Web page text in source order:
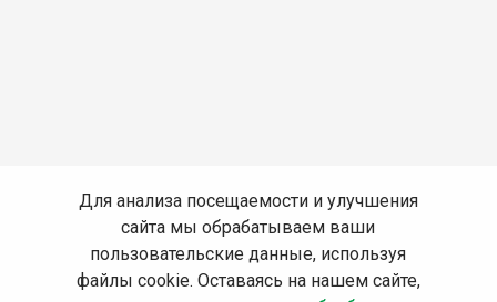
Для анализа посещаемости и улучшения
сайта мы обрабатываем ваши
пользовательские данные, используя
файлы cookie. Оставаясь на нашем сайте,